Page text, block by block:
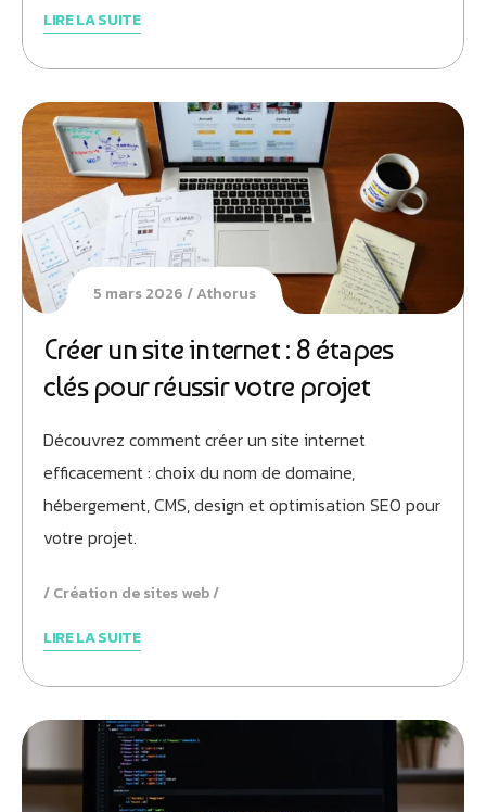
LIRE LA SUITE
5 mars 2026 Athorus
Créer un site internet : 8 étapes
clés pour réussir votre projet
Découvrez comment créer un site internet
efficacement : choix du nom de domaine,
hébergement, CMS, design et optimisation SEO pour
votre projet.
Création de sites web
LIRE LA SUITE